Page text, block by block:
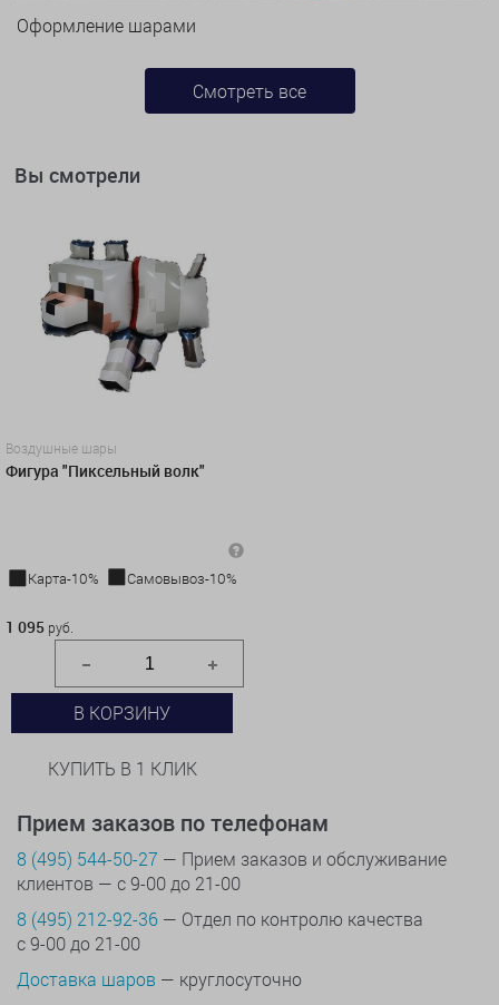
Оформление шарами
Смотреть все
Вы смотрели
Воздушные шары
Фигура "Пиксельный волк"
Карта-10%
Самовывоз-10%
1 095 руб.
В КОРЗИНУ
КУПИТЬ В 1 КЛИК
Прием заказов по телефонам
8 (495) 544-50-27 — Прием заказов и обслуживание
клиентов — с 9-00 до 21-00
8 (495) 212-92-36 — Отдел по контролю качества
с 9-00 до 21-00
Доставка шаров — круглосуточно